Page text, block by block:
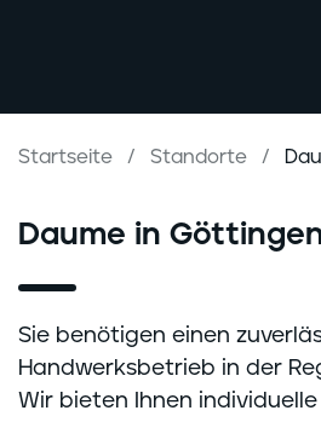
Startseite Standorte
Daume in
Sie benötigen einen
Handwerksbetrieb in der
Wir bieten Ihnen